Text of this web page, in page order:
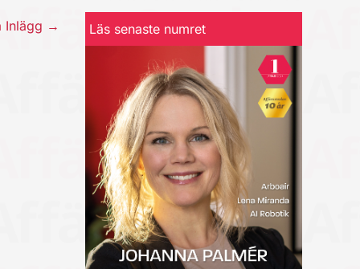
Inlägg → Läs senaste numret